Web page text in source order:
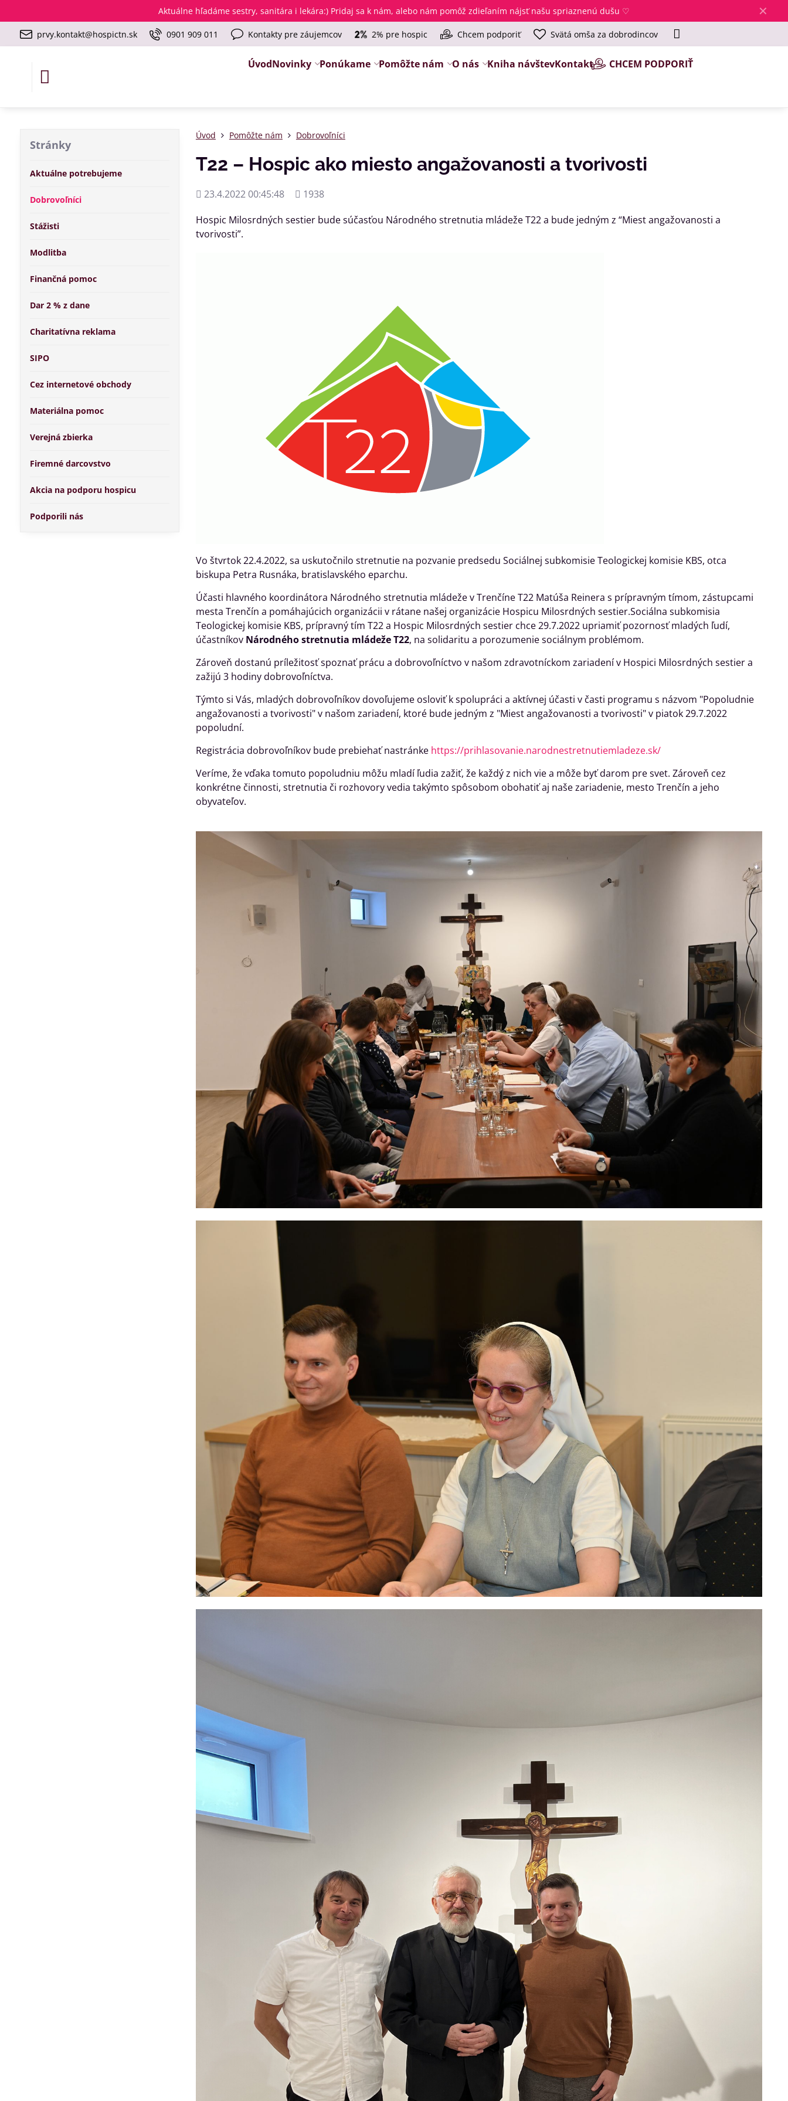
✕
Aktuálne hľadáme sestry, sanitára i lekára:) Pridaj sa k nám, alebo nám pomôž zdieľaním nájsť našu spriaznenú dušu ♡
prvy.kontakt@hospictn.sk 0901 909 011 Kontakty pre záujemcov 2% pre hospic Chcem podporiť Svätá omša za dobrodincov
ÚvodNovinky Ponúkame Pomôžte nám O nás Kniha návštevKontakt CHCEM PODPORIŤ
Úvod Pomôžte nám Dobrovoľníci
T22 – Hospic ako miesto angažovanosti a tvorivosti
Pridané
23.4.2022 00:45:48
Počet
1938
Hospic Milosrdných sestier bude súčasťou Národného stretnutia mládeže T22 a bude jedným z “Miest angažovanosti a
tvorivosti”.
Vo štvrtok 22.4.2022, sa uskutočnilo stretnutie na pozvanie predsedu Sociálnej subkomisie Teologickej komisie KBS, otca
biskupa Petra Rusnáka, bratislavského eparchu.
Účasti hlavného koordinátora Národného stretnutia mládeže v Trenčíne T22 Matúša Reinera s prípravným tímom, zástupcami
mesta Trenčín a pomáhajúcich organizácii v rátane našej organizácie Hospicu Milosrdných sestier.Sociálna subkomisia
Teologickej komisie KBS, prípravný tím T22 a Hospic Milosrdných sestier chce 29.7.2022 upriamiť pozornosť mladých ľudí,
účastníkov Národného stretnutia mládeže T22, na solidaritu a porozumenie sociálnym problémom.
Zároveň dostanú príležitosť spoznať prácu a dobrovoľníctvo v našom zdravotníckom zariadení v Hospici Milosrdných sestier a
zažijú 3 hodiny dobrovoľníctva.
Týmto si Vás, mladých dobrovoľníkov dovoľujeme osloviť k spolupráci a aktívnej účasti v časti programu s názvom "Popoludnie
angažovanosti a tvorivosti" v našom zariadení, ktoré bude jedným z "Miest angažovanosti a tvorivosti" v piatok 29.7.2022
popoludní.
Registrácia dobrovoľníkov bude prebiehať nastránke https://prihlasovanie.narodnestretnutiemladeze.sk/
Veríme, že vďaka tomuto popoludniu môžu mladí ľudia zažiť, že každý z nich vie a môže byť darom pre svet. Zároveň cez
konkrétne činnosti, stretnutia či rozhovory vedia takýmto spôsobom obohatiť aj naše zariadenie, mesto Trenčín a jeho
obyvateľov.
Stránky
Aktuálne potrebujeme
Dobrovoľníci
Stážisti
Modlitba
Finančná pomoc
Dar 2 % z dane
Charitatívna reklama
SIPO
Cez internetové obchody
Materiálna pomoc
Verejná zbierka
Firemné darcovstvo
Akcia na podporu hospicu
Podporili nás